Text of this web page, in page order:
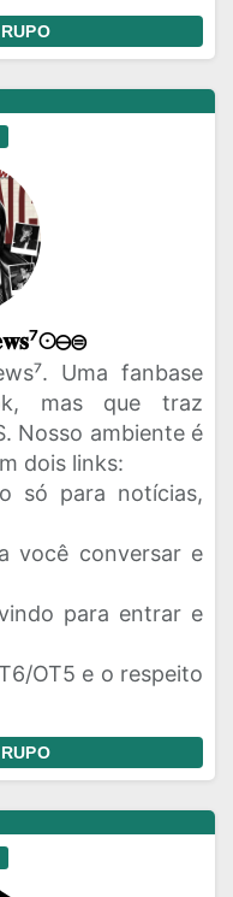
Uma fanbase
mas que traz
Nosso ambiente é
dois links:
só para notícias,
você conversar e
para entrar e
OT5 e o respeito